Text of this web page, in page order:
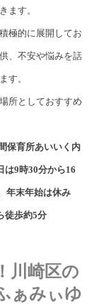
ます。
極的に展開してお
、不安や悩みを話
す。
所としておすすめ
保育所あいいく内
は9時30分から16
年末年始は休み
徒歩約5分
川崎区の
ぁみぃゆ